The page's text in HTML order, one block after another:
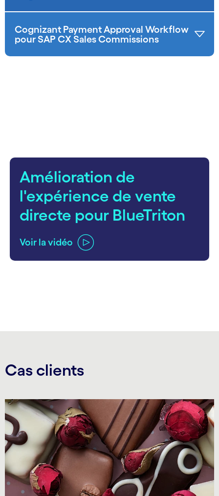
Cognizant Payment Approval Workflow
pour SAP CX Sales Commissions
Amélioration de
l'expérience de vente
directe pour BlueTriton
Voir la vidéo
Cas clients